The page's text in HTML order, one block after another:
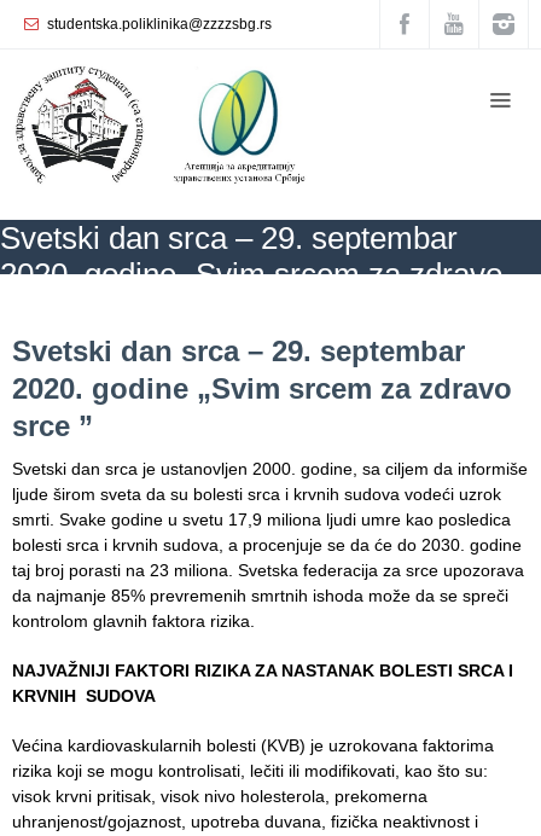
studentska.poliklinika@zzzzsbg.rs
Svetski dan srca – 29. septembar
2020. godine „Svim srcem za zdravo
srcem za zdravo srce ”
Svetski dan srca – 29. septembar
2020. godine „Svim srcem za zdravo
srce ”
Svetski dan srca je ustanovlјen 2000. godine, sa cilјem da informiše
lјude širom sveta da su bolesti srca i krvnih sudova vodeći uzrok
smrti. Svake godine u svetu 17,9 miliona lјudi umre kao posledica
bolesti srca i krvnih sudova, a procenjuje se da će do 2030. godine
taj broj porasti na 23 miliona. Svetska federacija za srce upozorava
da najmanje 85% prevremenih smrtnih ishoda može da se spreči
kontrolom glavnih faktora rizika.
NAJVAŽNIJI FAKTORI RIZIKA ZA NASTANAK BOLESTI SRCA I
KRVNIH SUDOVA
Većina kardiovaskularnih bolesti (KVB) je uzrokovana faktorima
rizika koji se mogu kontrolisati, lečiti ili modifikovati, kao što su:
visok krvni pritisak, visok nivo holesterola, prekomerna
uhranjenost/gojaznost, upotreba duvana, fizička neaktivnost i
Početna
О
nama
organizacija
Služba
opšte
medicine
zdravstvenu
zdravstvene
zaštite
Služba za
konsultativnu
delatnost
Služba za